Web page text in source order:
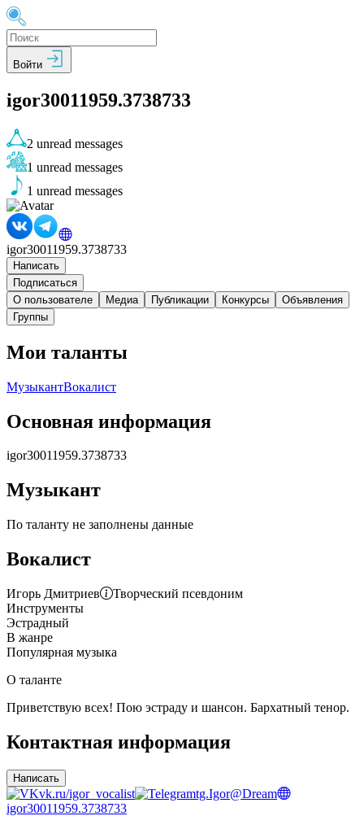
Войти
igor30011959.3738733
2 unread messages
1 unread messages
1 unread messages
igor30011959.3738733
Написать
Подписаться
О пользователе
Медиа Публикации Конкурсы
Объявления
Группы
Мои таланты
МузыкантВокалист
Основная информация
igor30011959.3738733
Музыкант
По таланту не заполнены данные
Вокалист
Игорь Дмитриев
Творческий псевдоним
Инструменты
Эстрадный
В жанре
Популярная музыка
О таланте
Приветствую всех! Пою эстраду и шансон. Бархатный тенор.
Контактная информация
Написать
vk.ru/igor_vocalist
tg.Igor@Dream
igor30011959.3738733